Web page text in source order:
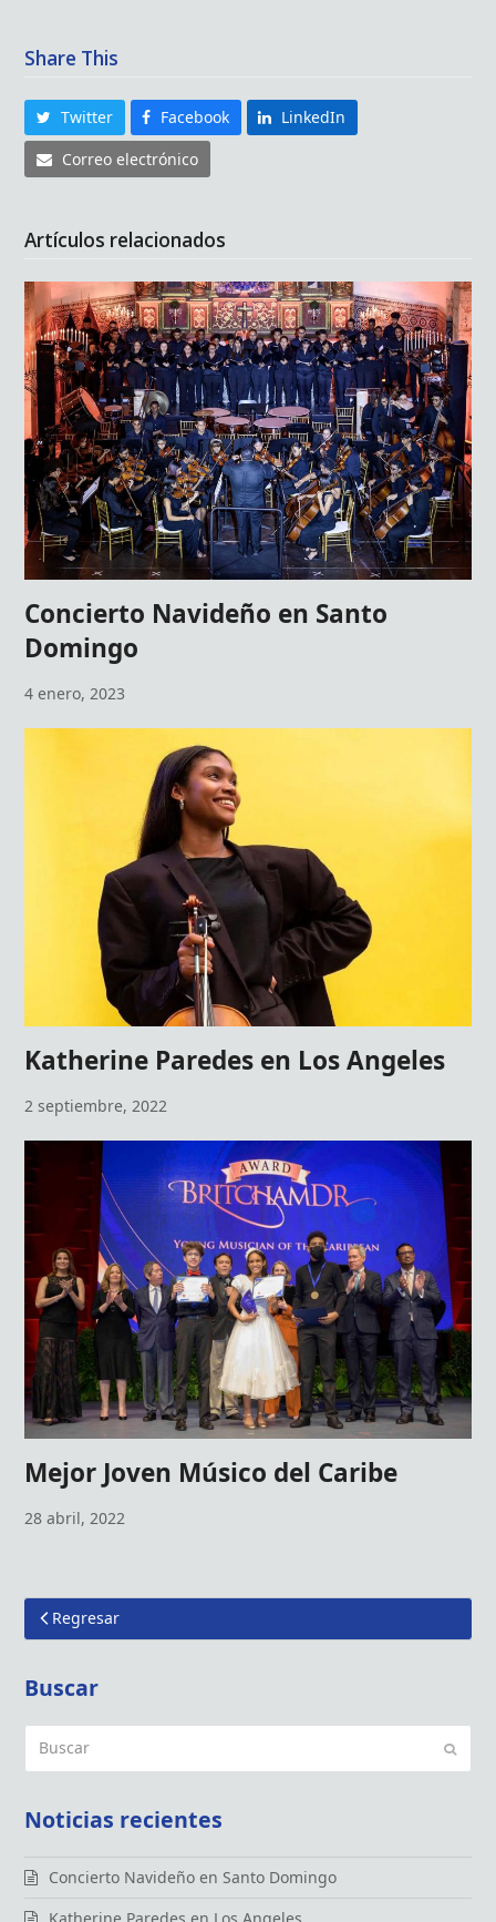
Share This
Twitter Facebook
LinkedIn
Correo electrónico
Artículos relacionados
Concierto Navideño en Santo
Domingo
4 enero, 2023
Katherine Paredes en Los Angeles
2 septiembre, 2022
Mejor Joven Músico del Caribe
28 abril, 2022
Regresar
Buscar
Enviar
Noticias recientes
Concierto Navideño en Santo Domingo